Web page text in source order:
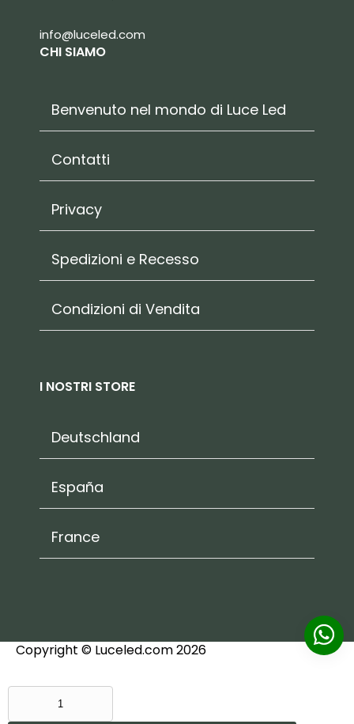
info@luceled.com
CHI SIAMO
Benvenuto nel mondo di Luce Led
Contatti
Privacy
Spedizioni e Recesso
Condizioni di Vendita
I NOSTRI STORE
Deutschland
España
France
Copyright © Luceled.com 2026